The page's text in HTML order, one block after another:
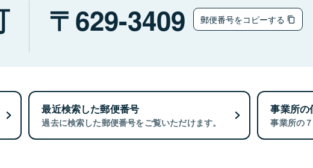
629-3409 郵便番号をコピーする
最近検索した郵便番号
過去に検索した郵便番号をご覧いただけます。
事業所の
事業所の